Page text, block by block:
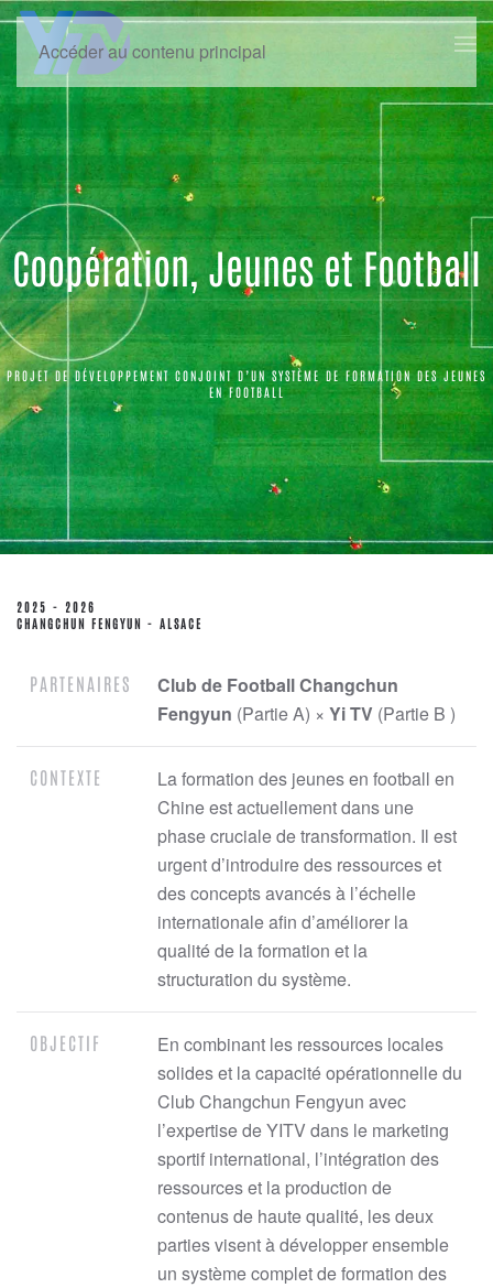
Accéder au contenu principal
Coopération, Jeunes et Football
PROJET DE DÉVELOPPEMENT CONJOINT D’UN SYSTÈME DE FORMATION DES JEUNES
EN FOOTBALL
2025 - 2026
CHANGCHUN FENGYUN - ALSACE
PARTENAIRES
Club de Football Changchun
Fengyun (Partie A) × Yi TV (Partie B )
CONTEXTE
La formation des jeunes en football en
Chine est actuellement dans une
phase cruciale de transformation. Il est
urgent d’introduire des ressources et
des concepts avancés à l’échelle
internationale afin d’améliorer la
qualité de la formation et la
structuration du système.
OBJECTIF
En combinant les ressources locales
solides et la capacité opérationnelle du
Club Changchun Fengyun avec
l’expertise de YITV dans le marketing
sportif international, l’intégration des
ressources et la production de
contenus de haute qualité, les deux
parties visent à développer ensemble
un système complet de formation des